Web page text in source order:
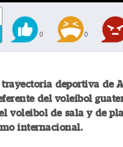
0 0
trayectoria deportiva de
del voleibol
voleibol de sala y de
internacional.